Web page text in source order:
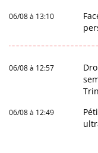
06/08 à 13:10
06/08 à 12:57
06/08 à 12:49